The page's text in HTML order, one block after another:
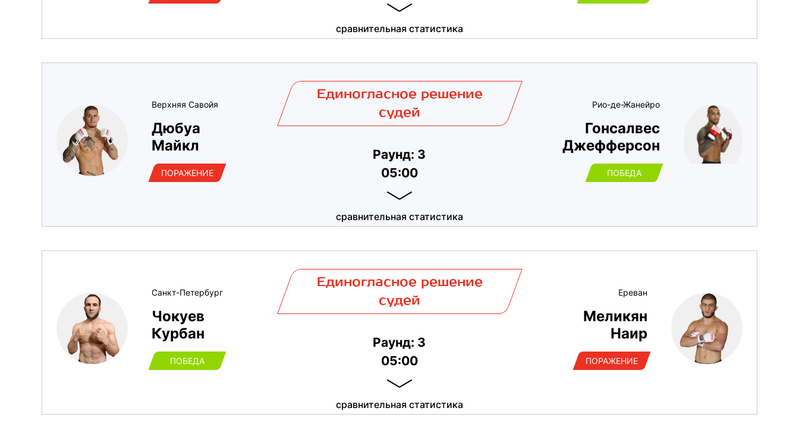
сравнительная статистика
Верхняя Савойя
Дюбуа
Майкл
ПОРАЖЕНИЕ
Единогласное решение
судей
Раунд: 3
05:00
Рио-де-Жанейро
Гонсалвес
Джефферсон
ПОБЕДА
сравнительная статистика
Санкт-Петербург
Чокуев
Курбан
ПОБЕДА
Единогласное решение
судей
Раунд: 3
05:00
Ереван
Меликян
Наир
ПОРАЖЕНИЕ
сравнительная статистика